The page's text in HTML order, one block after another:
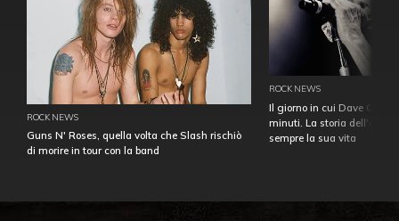
ROCK NEWS
Guns N' Roses, quella volta che Slash rischiò
di morire in tour con la band
ROCK NEWS
Il giorno in cui Dave
minuti. La storia
sempre la sua vita